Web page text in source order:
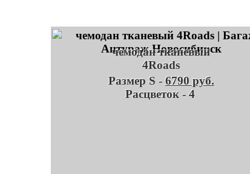
чемодан тканевый
4Roads
Размер S - 6790 руб.
Расцветок - 4